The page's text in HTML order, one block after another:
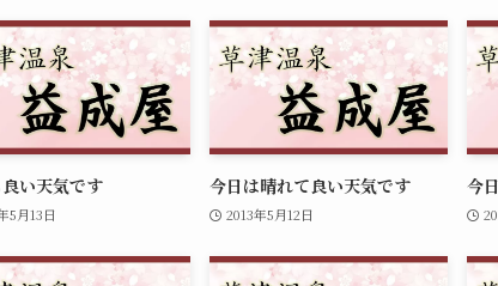
い天気です
5月13日
今日は晴れて良い天気です
2013年5月12日
今